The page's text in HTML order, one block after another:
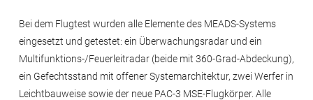
Bei dem Flugtest wurden alle Elemente des MEADS-Systems
eingesetzt und getestet: ein Überwachungsradar und ein
Multifunktions-/Feuerleitradar (beide mit 360-Grad-Abdeckung),
ein Gefechtsstand mit offener Systemarchitektur, zwei Werfer in
Leichtbauweise sowie der neue PAC-3 MSE-Flugkörper. Alle